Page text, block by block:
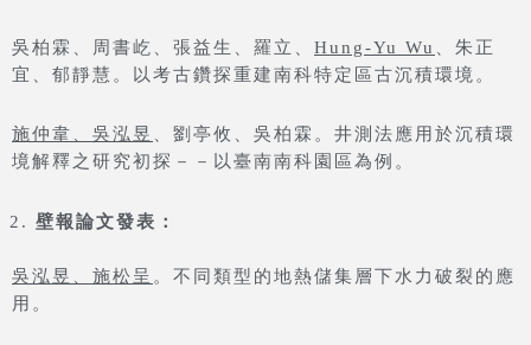
吳柏霖、周書屹、張益生、羅立、 Hung-Yu Wu 、朱正
宜、郁靜慧。以考古鑽探重建南科特定區古沉積環境。
施仲韋、吳泓昱 、劉亭攸、吳柏霖。井測法應用於沉積環
境解釋之研究初探－－以臺南南科園區為例。
壁報論文發表：
吳泓昱、施松呈 。不同類型的地熱儲集層下水力破裂的應
用。